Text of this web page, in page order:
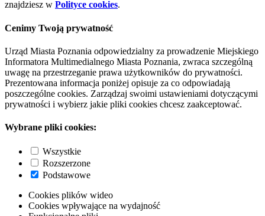
znajdziesz w Polityce cookies.
Cenimy Twoją prywatność
Urząd Miasta Poznania odpowiedzialny za prowadzenie Miejskiego
Informatora Multimedialnego Miasta Poznania, zwraca szczególną
uwagę na przestrzeganie prawa użytkowników do prywatności.
Prezentowana informacja poniżej opisuje za co odpowiadają
poszczególne cookies. Zarządzaj swoimi ustawieniami dotyczącymi
prywatności i wybierz jakie pliki cookies chcesz zaakceptować.
Wybrane pliki cookies:
Wszystkie
Rozszerzone
Podstawowe
Cookies plików wideo
Cookies wpływające na wydajność